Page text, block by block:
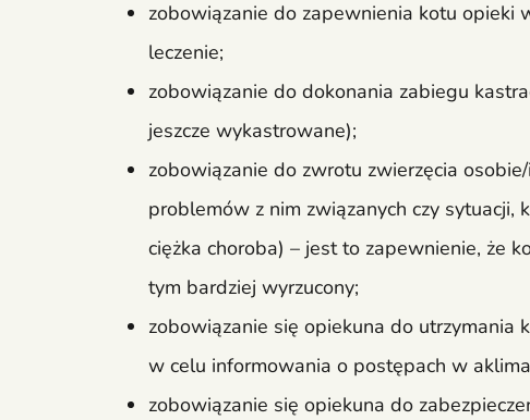
zobowiązanie do zapewnienia kotu opieki
leczenie;
zobowiązanie do dokonania zabiegu
jeszcze wykastrowane);
zobowiązanie do zwrotu zwierzęcia
problemów z nim związanych czy sytuacji,
ciężka choroba) – jest to zapewnienie, że
tym bardziej wyrzucony;
zobowiązanie się opiekuna do utrzymania
w celu informowania o postępach w
zobowiązanie się opiekuna do